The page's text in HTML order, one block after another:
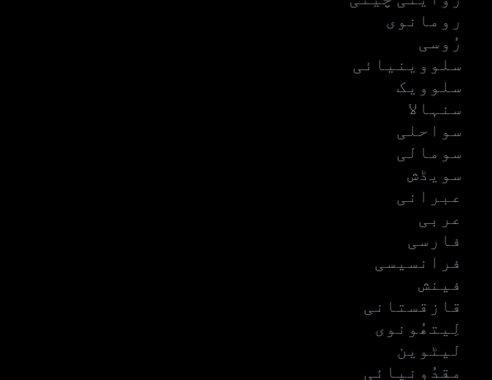
رومانوی
رُوسی
سلووینیائی
سلوویک
سنہالا
سواحلی
سومالی
سویڈش
عبرانی
عربی
فارسی
فرانسیسی
فینش
قازقستانی
لِیتھُونوی
لیٹوین
مقدُونیائی